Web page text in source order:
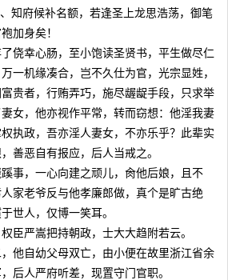
知府候补名额，若逢圣上龙思浩荡，御笔
加身矣！
幸心肠，至小饱读圣贤书，平生做尽仁
一机缘凑合，岂不久仕为官，光宗显姓，
贵者，行贿弄巧，施尽龌龊手段，只求举
女，他亦视作平常，转而窃想：他淫我妻
执政，吾亦淫人妻女，不亦乐乎？此辈实
善恶自有报应，后人当戒之。
，一心向建之顽儿，肏他后娘，且不
家老爷反与他孝廉郎做，真个是旷古绝
世人，仅博一笑耳。
严嵩把持朝政，士大大趋附若云。
自幼父母双亡，由小便在故里浙江省余
后人严府听差，现置守门官职。